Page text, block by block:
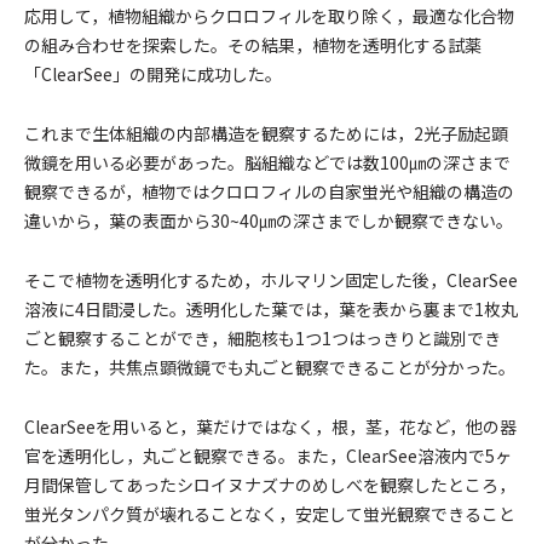
応用して，植物組織からクロロフィルを取り除く，最適な化合物
の組み合わせを探索した。その結果，植物を透明化する試薬
「ClearSee」の開発に成功した。
これまで生体組織の内部構造を観察するためには，2光子励起顕
微鏡を用いる必要があった。脳組織などでは数100㎛の深さまで
観察できるが，植物ではクロロフィルの自家蛍光や組織の構造の
違いから，葉の表面から30~40㎛の深さまでしか観察できない。
そこで植物を透明化するため，ホルマリン固定した後，ClearSee
溶液に4日間浸した。透明化した葉では，葉を表から裏まで1枚丸
ごと観察することができ，細胞核も1つ1つはっきりと識別でき
た。また，共焦点顕微鏡でも丸ごと観察できることが分かった。
ClearSeeを用いると，葉だけではなく，根，茎，花など，他の器
官を透明化し，丸ごと観察できる。また，ClearSee溶液内で5ヶ
月間保管してあったシロイヌナズナのめしべを観察したところ，
蛍光タンパク質が壊れることなく，安定して蛍光観察できること